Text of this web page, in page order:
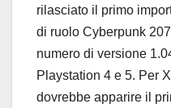
rilasciato il primo
di ruolo Cyberpunk
numero di versione
Playstation 4 e 5. Per
dovrebbe apparire il